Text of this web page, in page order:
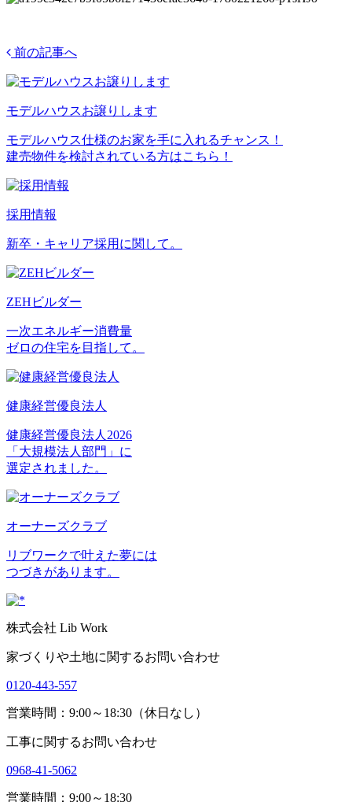
前の記事へ
モデルハウスお譲りします
モデルハウス仕様のお家を手に入れるチャンス！
建売物件を検討されている方はこちら！
採用情報
新卒・キャリア採用に関して。
ZEHビルダー
一次エネルギー消費量
ゼロの住宅を目指して。
健康経営優良法人
健康経営優良法人2026
「大規模法人部門」に
選定されました。
オーナーズクラブ
リブワークで叶えた夢には
つづきがあります。
株式会社 Lib Work
家づくりや土地に関するお問い合わせ
0120-443-557
営業時間：9:00～18:30（休日なし）
工事に関するお問い合わせ
0968-41-5062
営業時間：9:00～18:30